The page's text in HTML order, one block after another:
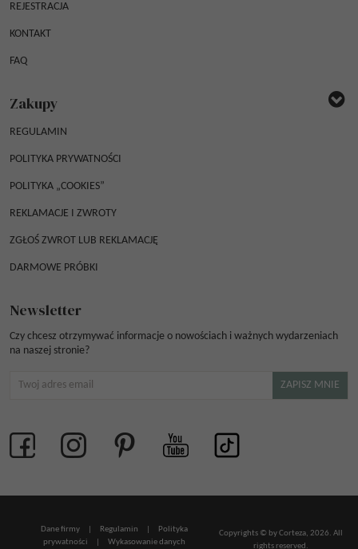
REJESTRACJA
KONTAKT
FAQ
Zakupy
REGULAMIN
POLITYKA PRYWATNOŚCI
POLITYKA „COOKIES”
REKLAMACJE I ZWROTY
ZGŁOŚ ZWROT LUB REKLAMACJĘ
DARMOWE PRÓBKI
Newsletter
Czy chcesz otrzymywać informacje o nowościach i ważnych wydarzeniach
na naszej stronie?
Copyrights © by Corteza, 2026. All
rights reserved.
Dane firmy Regulamin
Polityka
prywatności
Wykasowanie danych